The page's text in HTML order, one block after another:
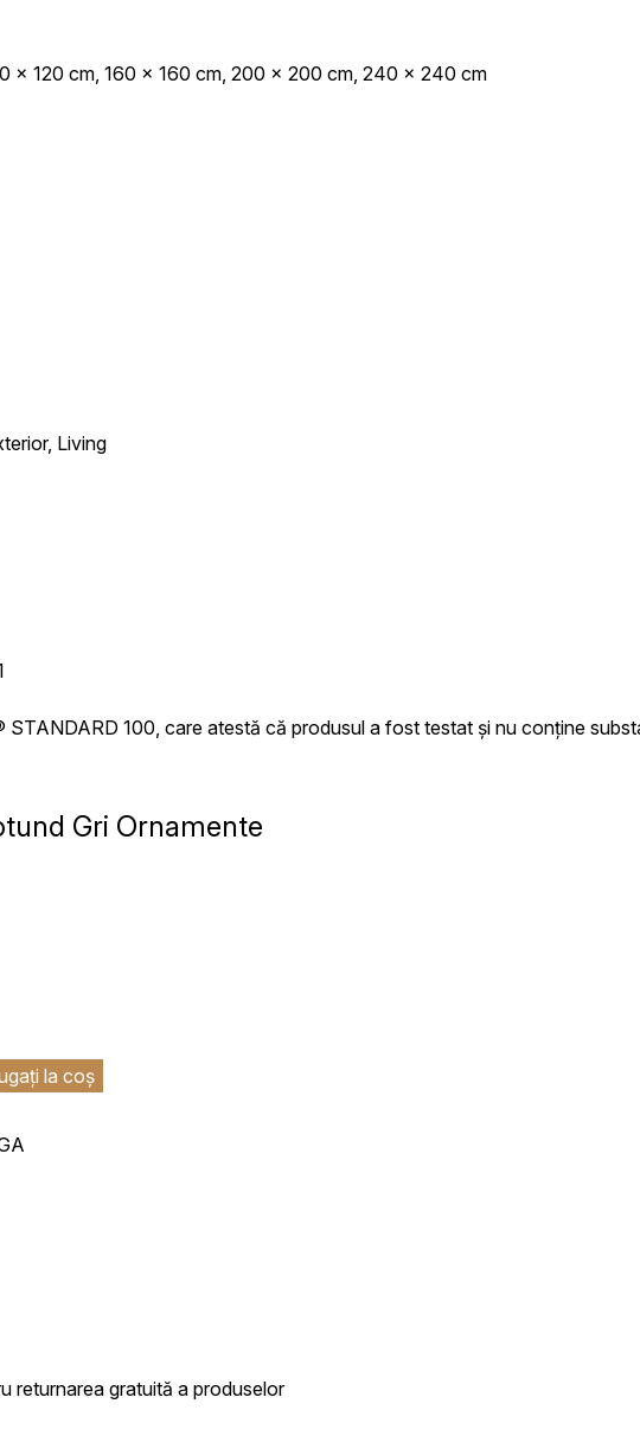
x 120 cm, 160 x 160 cm, 200 x 200 cm, 240 x 240 cm
Living
100, care atestă că produsul a fost testat și nu conține
Gri Ornamente
la coș
returnarea gratuită a produselor
pentru utilizatori și, astfel, mai valoroase pentru editori și anunțători de terță parte.